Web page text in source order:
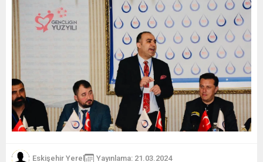
Eskişehir Yerel Yayınlama: 21.03.2024